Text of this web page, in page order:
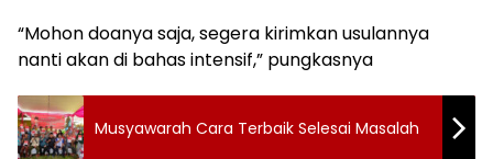
“Mohon doanya saja, segera kirimkan usulannya
nanti akan di bahas intensif,” pungkasnya
Musyawarah Cara Terbaik Selesai Masalah